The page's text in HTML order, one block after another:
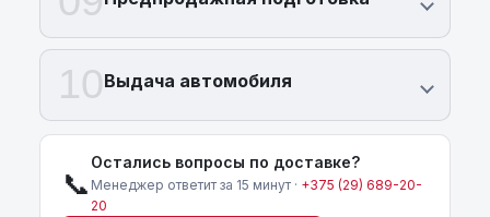
10Выдача автомобиля
📞
Остались вопросы по доставке?
Менеджер ответит за 15 минут · +375 (29) 689-20-
20